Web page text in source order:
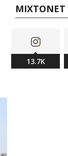
MIXTONET
13.7K